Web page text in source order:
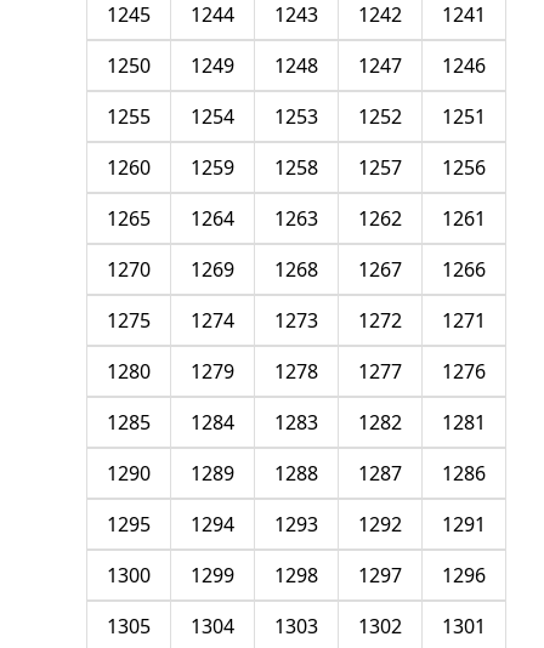
1241
1242
1243
1244
1245
1246
1247
1248
1249
1250
1251
1252
1253
1254
1255
1256
1257
1258
1259
1260
1261
1262
1263
1264
1265
1266
1267
1268
1269
1270
1271
1272
1273
1274
1275
1276
1277
1278
1279
1280
1281
1282
1283
1284
1285
1286
1287
1288
1289
1290
1291
1292
1293
1294
1295
1296
1297
1298
1299
1300
1301
1302
1303
1304
1305